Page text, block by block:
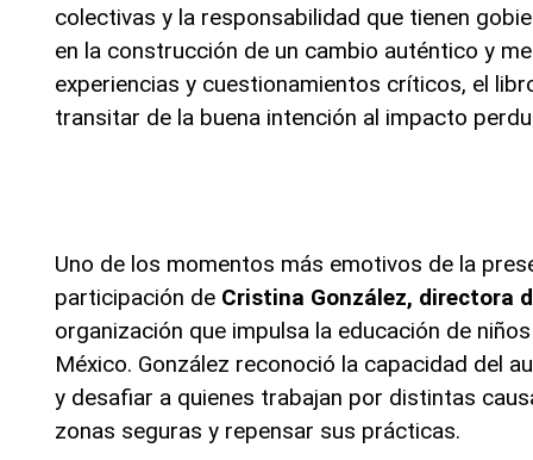
colectivas y la responsabilidad que tienen
en la construcción de un cambio auténtico y
experiencias y cuestionamientos críticos, el
transitar de la buena intención al impacto
Uno de los momentos más emotivos de la
participación de Cristina González, directora
organización que impulsa la educación de
México. González reconoció la capacidad del
y desafiar a quienes trabajan por distintas
zonas seguras y repensar sus prácticas.